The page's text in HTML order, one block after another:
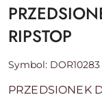
RIPSTOP
Symbol: DOR10283
PRZEDSIONEK